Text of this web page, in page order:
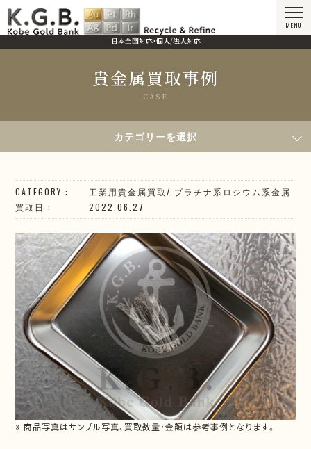
日本全国対応・個人/法人対応
MENU
貴金属買取事例
CASE
2022年6月27日買取／R熱電対
カテゴリーを選択
CATEGORY 工業用貴金属買取/ プラチナ系 ロジウム系金属
買取日
2022.06.27
※ 商品写真はサンプル写真、買取数量・金額は参考事例となります。